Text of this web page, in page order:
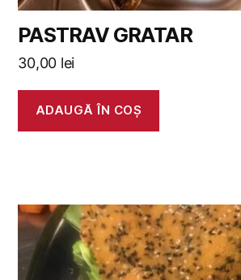
PASTRAV GRATAR
30,00 lei
ADAUGĂ ÎN COȘ